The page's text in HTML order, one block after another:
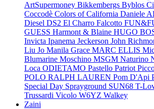
ArtSupermoney Bikkembergs Byblos
Coccodè Colors of California Daniele
Diesel DS2 El Charro Falcotto
GUESS Harmont & Blaine HUGO
Invicta Ipanema Jeckerson John
Liu Jo Manila Grace MARC ELLIS
Blumarine Moschino MSGM Naturino
Loca ODIETAMO Pastello Patriot
POLO RALPH LAUREN Pom D'Api
Special Day Sprayground SUN68 T-
Trussardi Vicolo W6YZ Walkey
Zaini